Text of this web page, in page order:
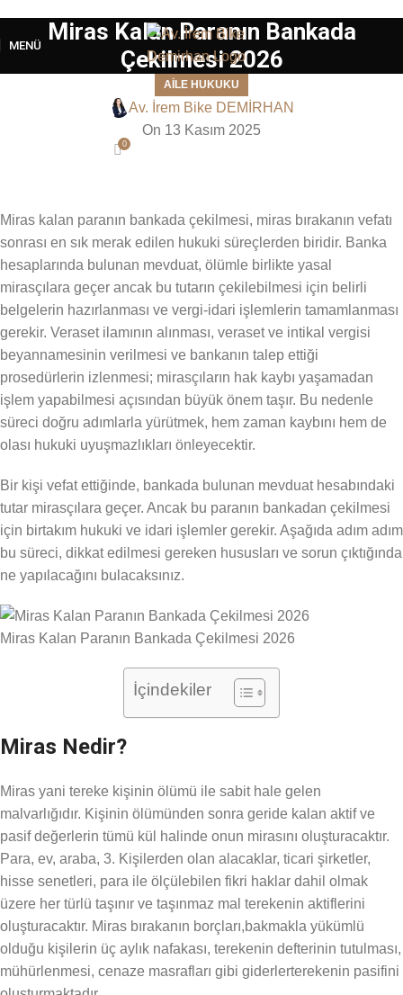
MENÜ
Miras Kalan Paranın Bankada
Çekilmesi 2026
AILE HUKUKU
Av. İrem Bike DEMİRHAN
On 13 Kasım 2025
0
Miras kalan paranın bankada çekilmesi, miras bırakanın vefatı
sonrası en sık merak edilen hukuki süreçlerden biridir. Banka
hesaplarında bulunan mevduat, ölümle birlikte yasal
mirasçılara geçer ancak bu tutarın çekilebilmesi için belirli
belgelerin hazırlanması ve vergi-idari işlemlerin tamamlanması
gerekir. Veraset ilamının alınması, veraset ve intikal vergisi
beyannamesinin verilmesi ve bankanın talep ettiği
prosedürlerin izlenmesi; mirasçıların hak kaybı yaşamadan
işlem yapabilmesi açısından büyük önem taşır. Bu nedenle
süreci doğru adımlarla yürütmek, hem zaman kaybını hem de
olası hukuki uyuşmazlıkları önleyecektir.
Bir kişi vefat ettiğinde, bankada bulunan mevduat hesabındaki
tutar mirasçılara geçer. Ancak bu paranın bankadan çekilmesi
için birtakım hukuki ve idari işlemler gerekir. Aşağıda adım adım
bu süreci, dikkat edilmesi gereken hususları ve sorun çıktığında
ne yapılacağını bulacaksınız.
Miras Kalan Paranın Bankada Çekilmesi 2026
İçindekiler
Miras Nedir?
Miras yani tereke kişinin ölümü ile sabit hale gelen
malvarlığıdır. Kişinin ölümünden sonra geride kalan aktif ve
pasif değerlerin tümü kül halinde onun mirasını oluşturacaktır.
Para, ev, araba, 3. Kişilerden olan alacaklar, ticari şirketler,
hisse senetleri, para ile ölçülebilen fikri haklar dahil olmak
üzere her türlü taşınır ve taşınmaz mal terekenin aktiflerini
oluşturacaktır. Miras bırakanın borçları,bakmakla yükümlü
olduğu kişilerin üç aylık nafakası, terekenin defterinin tutulması,
mühürlenmesi, cenaze masrafları gibi giderlerterekenin pasifini